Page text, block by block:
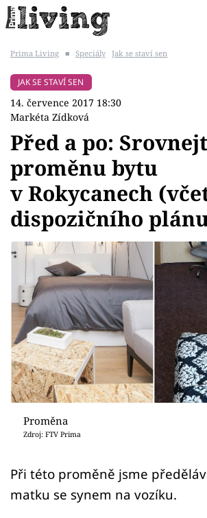
BYDLENÍ SLAVNÝCH
Témata
Bydlení
Zahrada
Design
Sledujte prima+
Přihlášení
Sledujte nás
Prima Living ■ Speciály Jak se staví sen
JAK SE STAVÍ SEN
14. července 2017 18:30
Markéta Zídková
Před a po:
proměnu bytu
v Rokycanech
dispozičního
Proměna
Zdroj: FTV Prima
Při této proměně jsme
matku se synem na vozíku.